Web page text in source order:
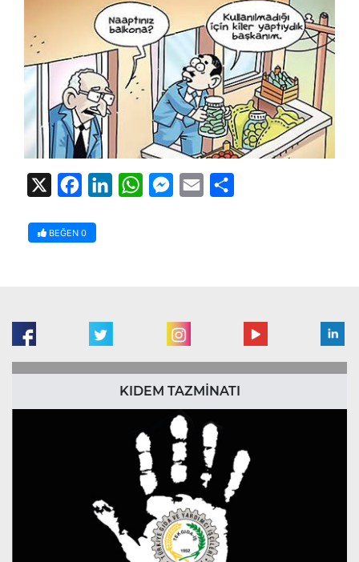
FacebookLinkedInWhatsAppMessenger
Email
BEĞEN 0
KIDEM TAZMİNATI